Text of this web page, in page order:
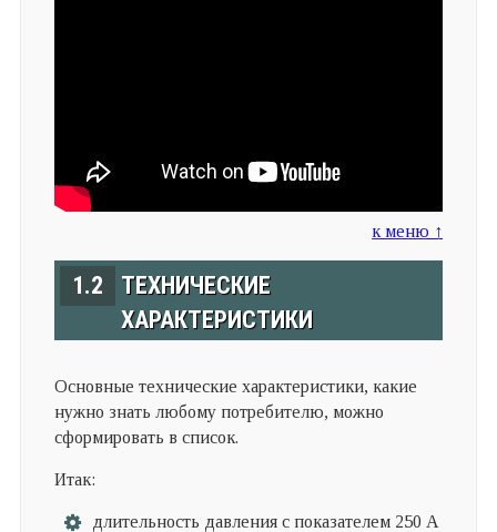
к меню ↑
1.2
ТЕХНИЧЕСКИЕ
ХАРАКТЕРИСТИКИ
Основные технические характеристики, какие
нужно знать любому потребителю, можно
сформировать в список.
Итак:
длительность давления с показателем 250 А